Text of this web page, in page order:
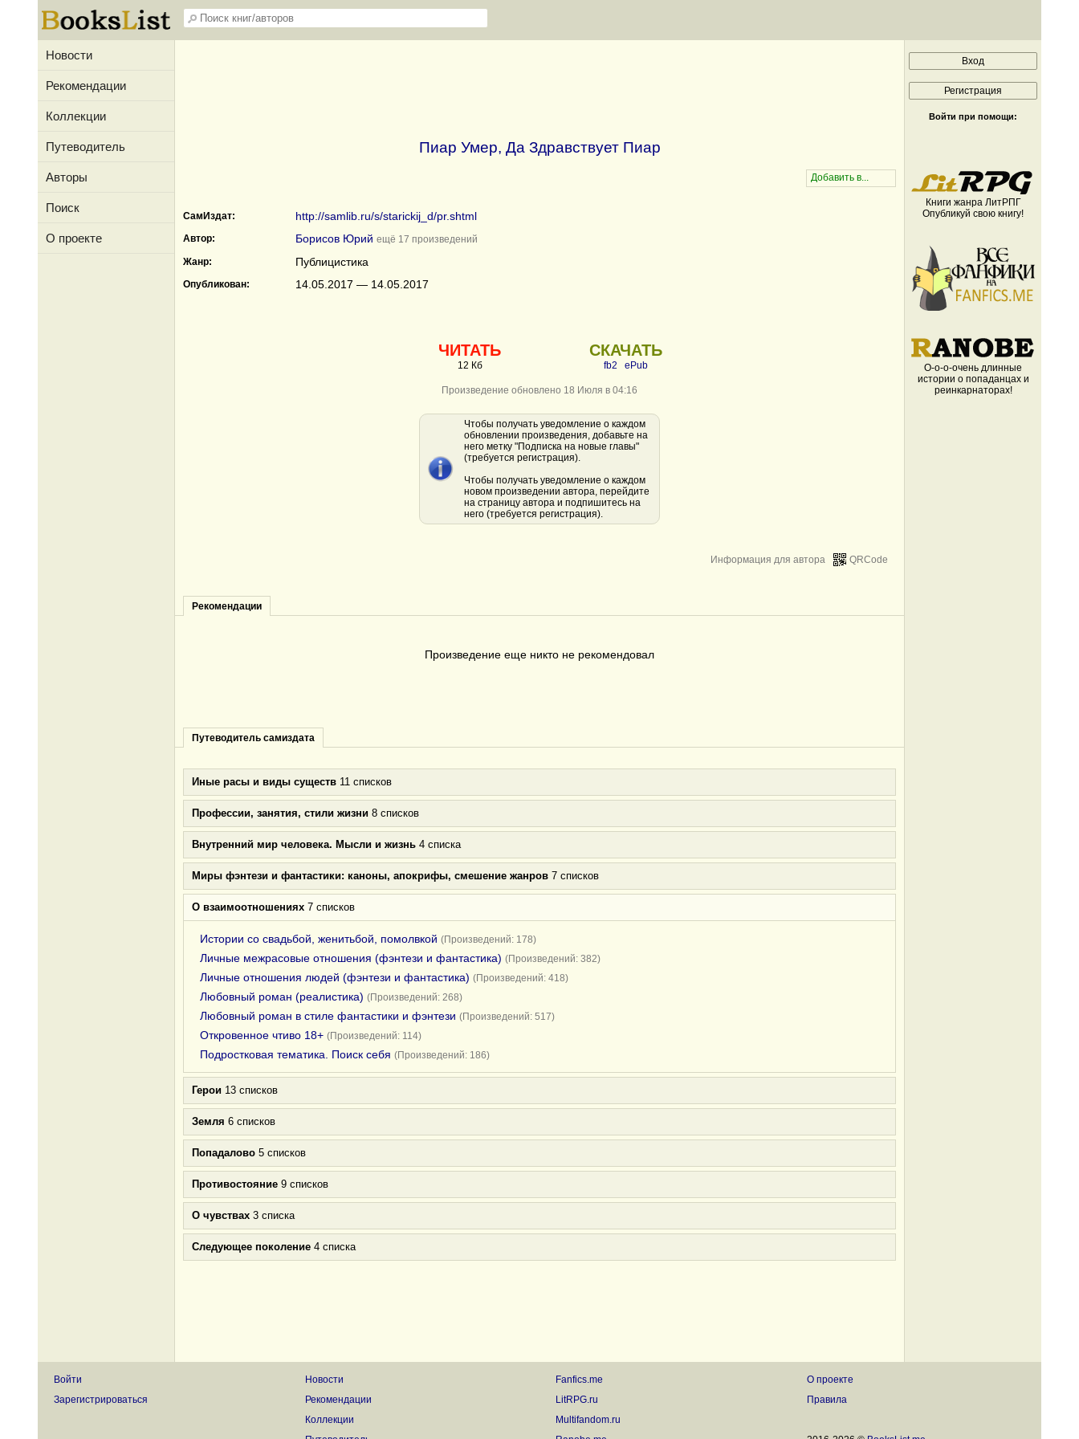
Новости
Рекомендации
Коллекции
Путеводитель
Авторы
Поиск
О проекте
Пиар Умер, Да Здравствует Пиар
СамИздат: http://samlib.ru/s/starickij_d/pr.shtml
Автор: Борисов Юрий ещё 17 произведений
Жанр:
Публицистика
Опубликован: 14.05.2017 — 14.05.2017
ЧИТАТЬ
12 Кб
СКАЧАТЬ
fb2 ePub
Произведение обновлено 18 Июля в 04:16
Чтобы получать уведомление о каждом
обновлении произведения, добавьте на
него метку "Подписка на новые главы"
(требуется регистрация).
Чтобы получать уведомление о каждом
новом произведении автора, перейдите
на страницу автора и подпишитесь на
него (требуется регистрация).
QRCode
Информация для автора
Рекомендации
Произведение еще никто не рекомендовал
Путеводитель самиздата
Иные расы и виды существ 11 списков
Профессии, занятия, стили жизни 8 списков
Внутренний мир человека. Мысли и жизнь 4 списка
Миры фэнтези и фантастики: каноны, апокрифы, смешение жанров 7 списков
О взаимоотношениях 7 списков
Истории со свадьбой, женитьбой, помолвкой (Произведений: 178)
Личные межрасовые отношения (фэнтези и фантастика) (Произведений: 382)
Личные отношения людей (фэнтези и фантастика) (Произведений: 418)
Любовный роман (реалистика) (Произведений: 268)
Любовный роман в стиле фантастики и фэнтези (Произведений: 517)
Откровенное чтиво 18+ (Произведений: 114)
Подростковая тематика. Поиск себя (Произведений: 186)
Герои 13 списков
Земля 6 списков
Попадалово 5 списков
Противостояние 9 списков
О чувствах 3 списка
Следующее поколение 4 списка
Войти при помощи:
Книги жанра ЛитРПГ
Опубликуй свою книгу!
О-о-о-очень длинные
истории о попаданцах и
реинкарнаторах!
Войти
Зарегистрироваться
Новости
Рекомендации
Коллекции
Fanfics.me
LitRPG.ru
Multifandom.ru
О проекте
Правила